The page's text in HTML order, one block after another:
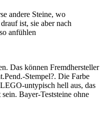
andere Steine, wo
ist, sie aber nach
anfühlen
Das können Fremdhersteller
Stempel?. Die Farbe
untypisch hell aus, das
Bayer-Teststeine ohne